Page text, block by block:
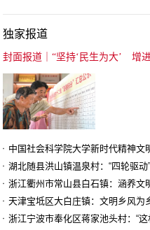
独家报道
天津宝坻区大白庄镇：文明乡风为